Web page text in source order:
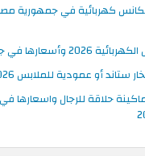
كهربائية في جمهورية
في جمهورية مصر
ستاند أو عمودية للملابس 2026
حلاقة للرجال واسعارها